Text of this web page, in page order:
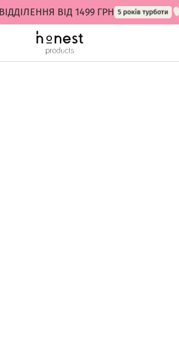
ВІД 1499 ГРН